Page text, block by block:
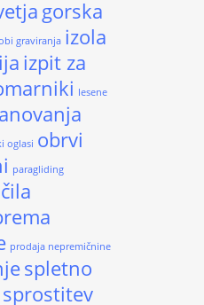
gorska
graviranja izola
izpit za
lesene
oglasi obrvi
paragliding
prodaja nepremičnine
spletno
sprostitev